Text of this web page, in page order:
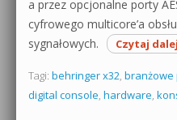
a przez opcjonalne porty
cyfrowego multicore’a
sygnałowych.
Czytaj dalej
Tagi: behringer x32, branżowe
digital console, hardware,